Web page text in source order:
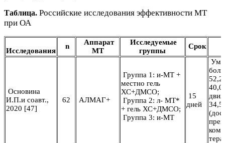
Таблица. Российские исследования эффективности МТ
при ОА
Исследования
n
Аппарат
МТ
Исследуемые
группы
Срок
Основина
И.П.и соавт.,
2020 [47]
62 АЛМАГ+
Группа 1: и-МТ +
местно гель
ХС+ДМСО;
Группа 2: л- МТ*
+ гель ХС+ДМСО;
Группа 3: и-МТ
15
дней
34,5